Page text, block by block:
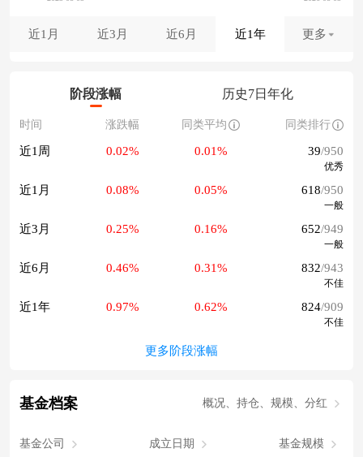
近1月 近3月 近6月 近1年 更多
阶段涨幅 历史7日年化
时间 涨跌幅 同类平均 同类排行
近1周 0.02% 0.01% 39/950
优秀
近1月 0.08% 0.05% 618/950
一般
近3月 0.25% 0.16% 652/949
一般
近6月 0.46% 0.31% 832/943
不佳
近1年 0.97% 0.62% 824/909
不佳
更多阶段涨幅
基金档案 概况、持仓、规模、分红
基金公司 成立日期 基金规模